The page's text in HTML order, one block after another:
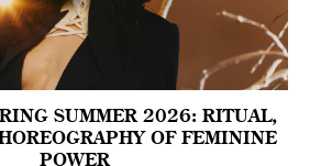
SUMMER 2026: RITUAL,
OF FEMININE
POWER